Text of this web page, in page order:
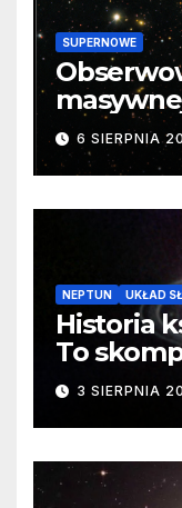
SUPERNOWE
samego
cenne
6 SIERPNIA
NEPTUN UKŁAD
Historia
To
3 SIERPNIA